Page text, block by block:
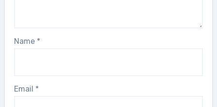
Name *
Email *